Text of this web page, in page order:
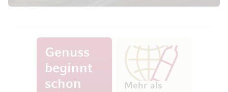
Genuss
beginnt
schon
Mehr als